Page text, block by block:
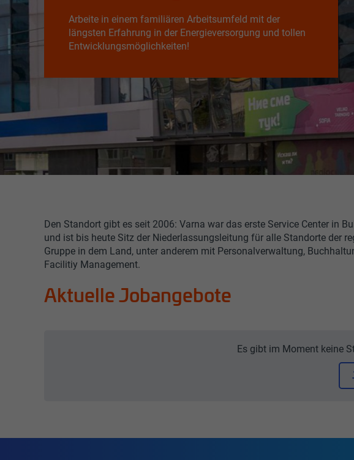
Arbeite in einem familiären Arbeitsumfeld mit der
längsten Erfahrung in der Energieversorgung und tollen
Entwicklungsmöglichkeiten!
Den Standort gibt es seit 2006: Varna war das erste Service Center in
und ist bis heute Sitz der Niederlassungsleitung für alle Standorte der
Gruppe in dem Land, unter anderem mit Personalverwaltung,
Facilitiy Management.
Aktuelle Jobangebote
Es gibt im Moment keine